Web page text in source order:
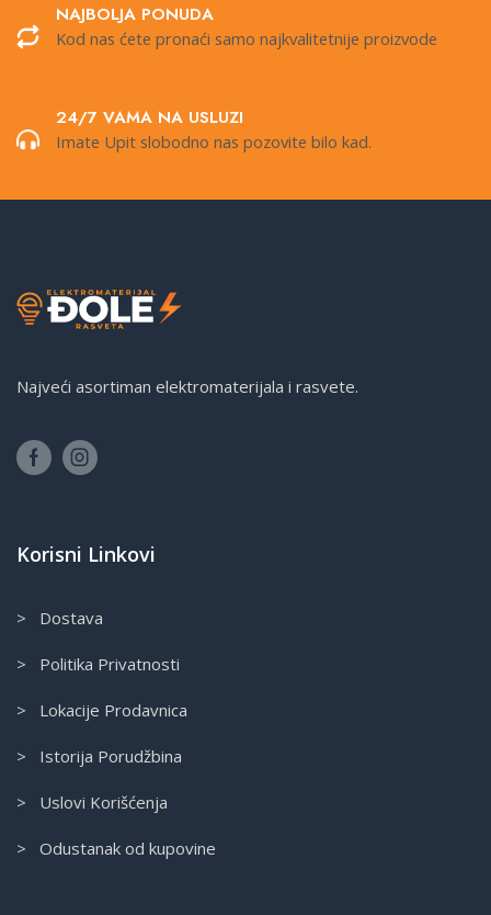
NAJBOLJA PONUDA
Kod nas ćete pronaći samo najkvalitetnije proizvode
24/7 VAMA NA USLUZI
Imate Upit slobodno nas pozovite bilo kad.
Najveći asortiman elektromaterijala i rasvete.
Korisni Linkovi
> Dostava
> Politika Privatnosti
> Lokacije Prodavnica
> Istorija Porudžbina
> Uslovi Korišćenja
> Odustanak od kupovine